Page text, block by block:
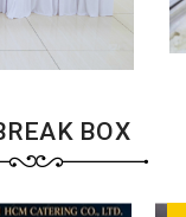
BOX